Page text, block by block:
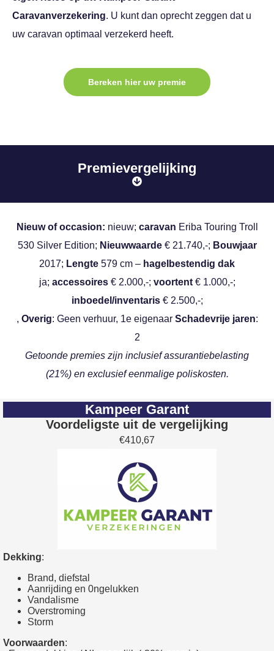
Caravanverzekering. U kunt dan oprecht zeggen dat u
uw caravan optimaal verzekerd heeft.
Bereken hier uw premie
Premievergelijking
Nieuw of occasion: nieuw; caravan Eriba Touring Troll
530 Silver Edition; Nieuwwaarde € 21.740,-; Bouwjaar
2017; Lengte 579 cm – hagelbestendig dak
ja; accessoires€ 2.000,-; voortent € 1.000,-;
inboedel/inventaris€ 2.500,-;
, Overig: Geen verhuur, 1e eigenaar Schadevrije jaren:
2
Getoonde premies zijn inclusief assurantiebelasting
(21%) en exclusief eenmalige poliskosten.
Kampeer Garant
Voordeligste uit de vergelijking
€410,67
Dekking:
Brand, diefstal
Aanrijding en 0ngelukken
Vandalisme
Overstroming
Storm
Voorwaarden: